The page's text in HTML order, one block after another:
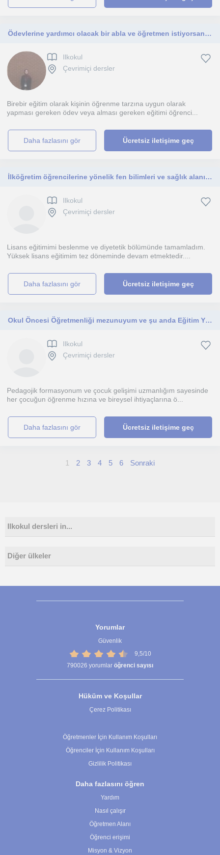
Ödevlerine yardımcı olacak bir abla ve öğretmen istiyorsan her ikisi de benim. Beraber sıkılmadan ödevlerini tamamlayabiliriz
Ilkokul
Çevrimiçi dersler
Birebir eğitim olarak kişinin öğrenme tarzına uygun olarak
yapması gereken ödev veya alması gereken eğitimi öğrenci...
daha fazlasını gör Ücretsiz iletişime geç
İlköğretim öğrencilerine yönelik fen bilimleri ve sağlık alanında ödev veya tekrar dersleri desteği sağlayabilirim
Ilkokul
Çevrimiçi dersler
Lisans eğitimimi beslenme ve diyetetik bölümünde tamamladım.
Yüksek lisans eğitimim tez döneminde devam etmektedir....
daha fazlasını gör Ücretsiz iletişime geç
Okul Öncesi Öğretmenliği mezunuyum ve şu anda Eğitim Yönetimi üzerine yüksek lisans yapıyorum.
Ilkokul
Çevrimiçi dersler
Pedagojik formasyonum ve çocuk gelişimi uzmanlığım sayesinde
her çocuğun öğrenme hızına ve bireysel ihtiyaçlarına ö...
daha fazlasını gör Ücretsiz iletişime geç
1 2 3 4 5 6 Sonraki
Ilkokul dersleri in...
Diğer ülkeler
Yorumlar
Güvenlik
9,5/10
790026 yorumlar öğrenci sayısı
Hüküm ve Koşullar
Çerez Politikası
Öğretmenler İçin Kullanım Koşulları
Öğrenciler İçin Kullanım Koşulları
Gizlilik Politikası
Daha fazlasını öğren
Yardım
Nasıl çalışır
Öğretmen Alanı
Öğrenci erişimi
Misyon & Vizyon